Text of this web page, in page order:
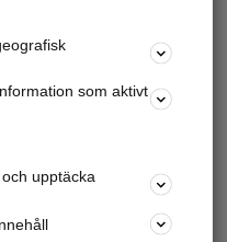
som aktivt
upptäcka